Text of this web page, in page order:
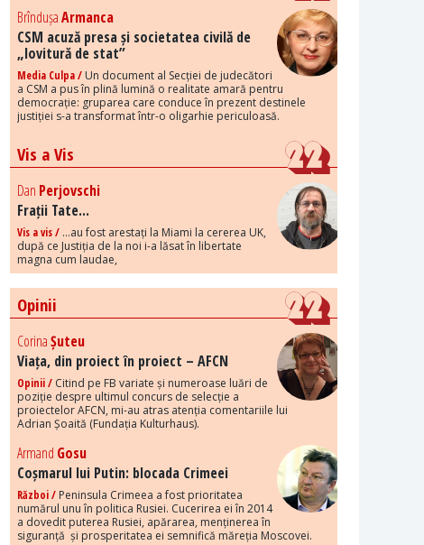
BrîndușaArmanca
CSM acuză presa și societatea civilă de
„lovitură de stat”
Media Culpa / Un document al Secției de judecători
a CSM a pus în plină lumină o realitate amară pentru
democrație: gruparea care conduce în prezent destinele
justiției s-a transformat într-o oligarhie periculoasă.
Vis a Vis
Dan Perjovschi
Frații Tate...
Vis a vis / ...au fost arestați la Miami la cererea UK,
după ce Justiția de la noi i-a lăsat în libertate
magna cum laudae,
Opinii
CorinaȘuteu
Viața, din proiect în proiect – AFCN
Opinii / Citind pe FB variate și numeroase luări de
poziție despre ultimul concurs de selecție a
proiectelor AFCN, mi-au atras atenția comentariile lui
Adrian Șoaită (Fundația Kulturhaus).
Armand Gosu
Coșmarul lui Putin: blocada Crimeei
Război / Peninsula Crimeea a fost prioritatea
numărul unu în politica Rusiei. Cucerirea ei în 2014
a dovedit puterea Rusiei, apărarea, menținerea în
siguranță și prosperitatea ei semnifică măreția Moscovei.